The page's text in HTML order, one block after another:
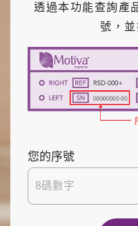
透過本功能查詢產
號，並
您的序號